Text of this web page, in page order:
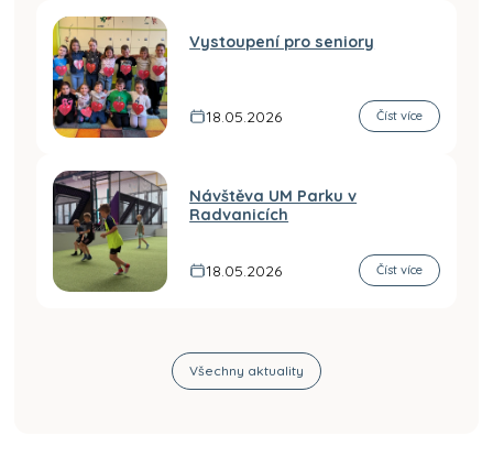
Vystoupení pro seniory
18.05.2026 Číst více
Návštěva UM Parku v
Radvanicích
18.05.2026 Číst více
Všechny aktuality